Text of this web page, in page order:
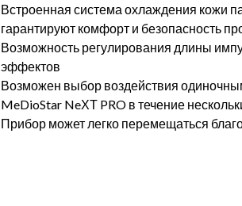
Встроенная система охлаждения кожи
гарантируют комфорт и безопасность
Возможность регулирования длины
эффектов
Возможен выбор воздействия
MeDioStar NeХТ PRO в течение
Прибор может легко перемещаться